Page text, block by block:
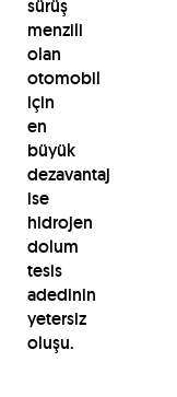
sürüş
menzili
olan
otomobil
için
en
büyük
dezavantaj
ise
hidrojen
dolum
tesis
adedinin
yetersiz
oluşu.